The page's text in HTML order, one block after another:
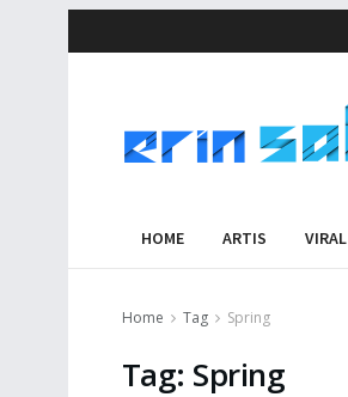
HOME ARTIS VIRAL
Home Tag Spring
Tag: Spring